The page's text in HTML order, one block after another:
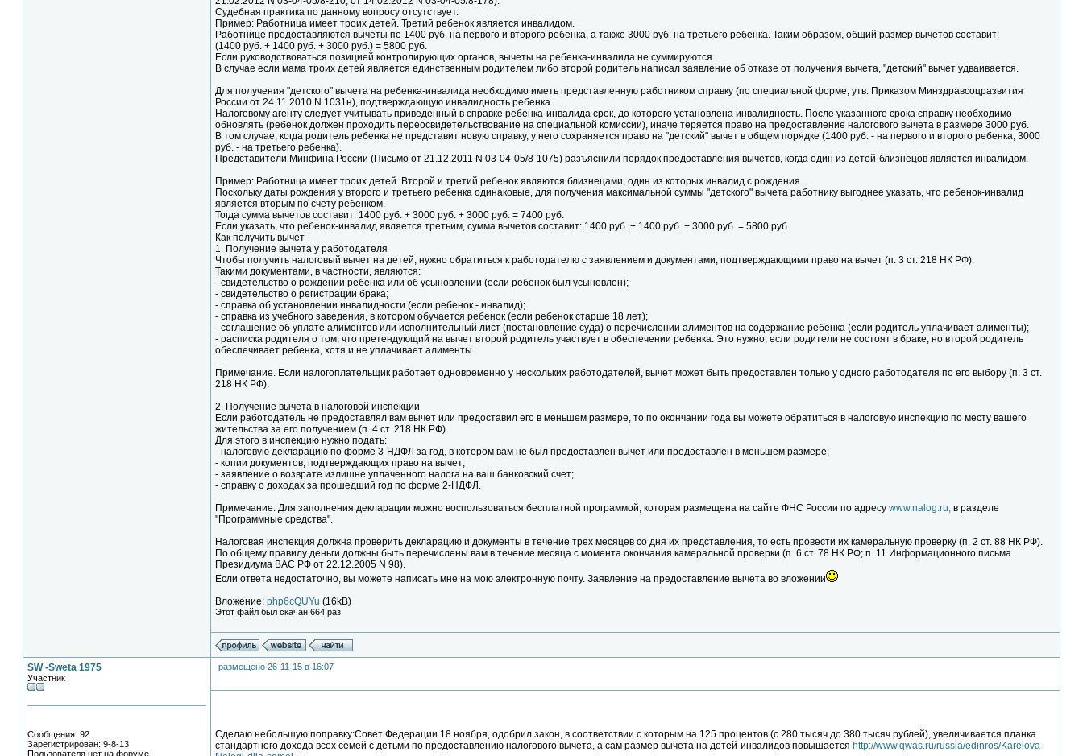
Судебная практика по данному вопросу отсутствует.
Пример: Работница имеет троих детей. Третий ребенок является инвалидом.
Работнице предоставляются вычеты по 1400 руб. на первого и второго ребенка, а также 3000 руб. на третьего ребенка. Таким образом, общий размер вычетов составит:
(1400 руб. + 1400 руб. + 3000 руб.) = 5800 руб.
Если руководствоваться позицией контролирующих органов, вычеты на ребенка-инвалида не суммируются.
В случае если мама троих детей является единственным родителем либо второй родитель написал заявление об отказе от получения вычета, "детский" вычет удваивается.
Для получения "детского" вычета на ребенка-инвалида необходимо иметь представленную работником справку (по специальной форме, утв. Приказом Минздравсоцразвития
России от 24.11.2010 N 1031н), подтверждающую инвалидность ребенка.
Налоговому агенту следует учитывать приведенный в справке ребенка-инвалида срок, до которого установлена инвалидность. После указанного срока справку необходимо
обновлять (ребенок должен проходить переосвидетельствование на специальной комиссии), иначе теряется право на предоставление налогового вычета в размере 3000 руб.
В том случае, когда родитель ребенка не представит новую справку, у него сохраняется право на "детский" вычет в общем порядке (1400 руб. - на первого и второго ребенка, 3000
руб. - на третьего ребенка).
Представители Минфина России (Письмо от 21.12.2011 N 03-04-05/8-1075) разъяснили порядок предоставления вычетов, когда один из детей-близнецов является инвалидом.
Пример: Работница имеет троих детей. Второй и третий ребенок являются близнецами, один из которых инвалид с рождения.
Поскольку даты рождения у второго и третьего ребенка одинаковые, для получения максимальной суммы "детского" вычета работнику выгоднее указать, что ребенок-инвалид
является вторым по счету ребенком.
Тогда сумма вычетов составит: 1400 руб. + 3000 руб. + 3000 руб. = 7400 руб.
Если указать, что ребенок-инвалид является третьим, сумма вычетов составит: 1400 руб. + 1400 руб. + 3000 руб. = 5800 руб.
Как получить вычет
1. Получение вычета у работодателя
Чтобы получить налоговый вычет на детей, нужно обратиться к работодателю с заявлением и документами, подтверждающими право на вычет (п. 3 ст. 218 НК РФ).
Такими документами, в частности, являются:
- свидетельство о рождении ребенка или об усыновлении (если ребенок был усыновлен);
- свидетельство о регистрации брака;
- справка об установлении инвалидности (если ребенок - инвалид);
- справка из учебного заведения, в котором обучается ребенок (если ребенок старше 18 лет);
- соглашение об уплате алиментов или исполнительный лист (постановление суда) о перечислении алиментов на содержание ребенка (если родитель уплачивает алименты);
- расписка родителя о том, что претендующий на вычет второй родитель участвует в обеспечении ребенка. Это нужно, если родители не состоят в браке, но второй родитель
обеспечивает ребенка, хотя и не уплачивает алименты.
Примечание. Если налогоплательщик работает одновременно у нескольких работодателей, вычет может быть предоставлен только у одного работодателя по его выбору (п. 3 ст.
218 НК РФ).
2. Получение вычета в налоговой инспекции
Если работодатель не предоставлял вам вычет или предоставил его в меньшем размере, то по окончании года вы можете обратиться в налоговую инспекцию по месту вашего
жительства за его получением (п. 4 ст. 218 НК РФ).
Для этого в инспекцию нужно подать:
- налоговую декларацию по форме 3-НДФЛ за год, в котором вам не был предоставлен вычет или предоставлен в меньшем размере;
- копии документов, подтверждающих право на вычет;
- заявление о возврате излишне уплаченного налога на ваш банковский счет;
- справку о доходах за прошедший год по форме 2-НДФЛ.
Примечание. Для заполнения декларации можно воспользоваться бесплатной программой, которая размещена на сайте ФНС России по адресу www.nalog.ru, в разделе
"Программные средства".
Налоговая инспекция должна проверить декларацию и документы в течение трех месяцев со дня их представления, то есть провести их камеральную проверку (п. 2 ст. 88 НК РФ).
По общему правилу деньги должны быть перечислены вам в течение месяца с момента окончания камеральной проверки (п. 6 ст. 78 НК РФ; п. 11 Информационного письма
Президиума ВАС РФ от 22.12.2005 N 98).
Если ответа недостаточно, вы можете написать мне на мою электронную почту. Заявление на предоставление вычета во вложении
Вложение: php6cQUYu (16kB)
Этот файл был скачан 664 раз
SW -Sweta 1975
Участник
Сообщения: 92
Зарегистрирован: 9-8-13
Пользователя нет на форуме
размещено 26-11-15 в 16:07
Сделаю небольшую поправку:Совет Федерации 18 ноября, одобрил закон, в соответствии с которым на 125 процентов (с 280 тысяч до 380 тысяч рублей), увеличивается планка
стандартного дохода всех семей с детьми по предоставлению налогового вычета, а сам размер вычета на детей-инвалидов повышается http://www.qwas.ru/russia/edinros/Karelova-